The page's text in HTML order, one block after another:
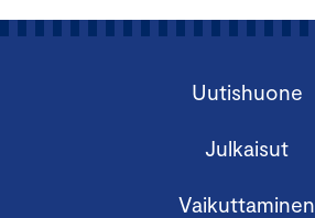
Uutishuone
Julkaisut
Vaikuttaminen